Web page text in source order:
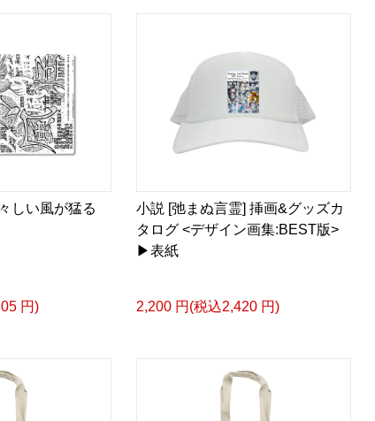
しい風が猛る
円)
小説 [弛まぬ言霊] 挿画&グッズカ
タログ <デザイン画集:BEST版>
▶︎表紙
2,200 円(税込2,420 円)